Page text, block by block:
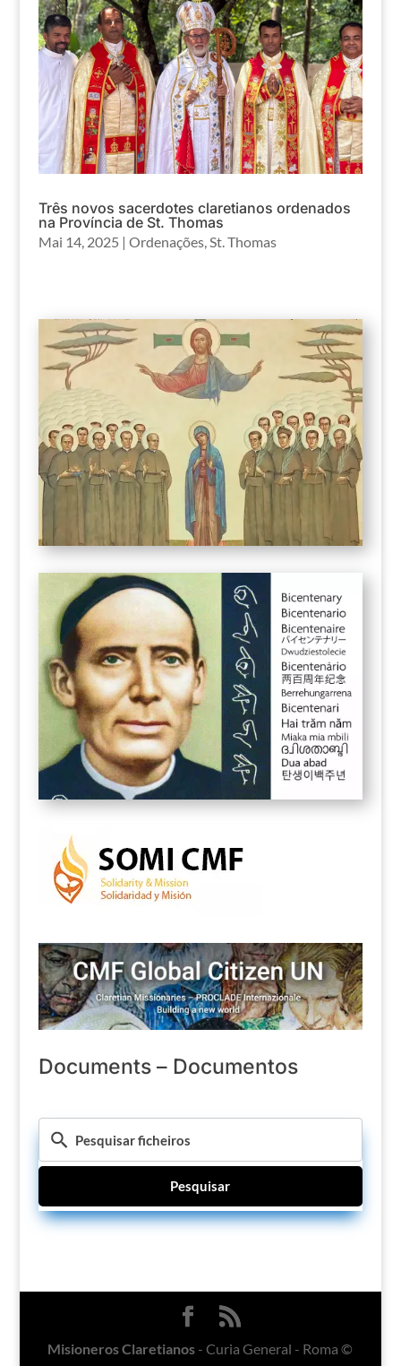
Três novos sacerdotes claretianos ordenados
na Província de St. Thomas
Mai 14, 2025 | Ordenações,St. Thomas
Documents – Documentos
Pesquisar
Misioneros Claretianos - Curia General - Roma ©